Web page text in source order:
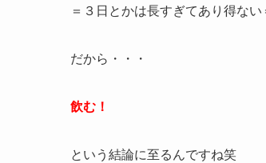
＝３日とかは長すぎてあり得ない
だから・・・
飲む！
という結論に至るんですね笑